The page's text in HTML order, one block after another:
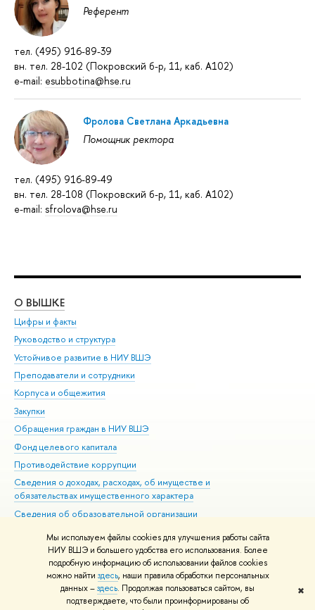
Мы используем файлы cookies для улучшения работы сайта
НИУ ВШЭ и большего удобства его использования. Более
подробную информацию об использовании файлов cookies
можно найти здесь, наши правила обработки персональных
данных –здесь. Продолжая пользоваться сайтом, вы
подтверждаете, что были проинформированы об
✖
Референт
тел. (495) 916-89-39
вн. тел. 28-102 (Покровский б-р, 11, каб. А102)
e-mail: esubbotina@hse.ru
Фролова Светлана Аркадьевна
Помощник ректора
тел. (495) 916-89-49
вн. тел. 28-108 (Покровский б-р, 11, каб. А102)
e-mail: sfrolova@hse.ru
О ВЫШКЕ
Цифры и факты
Руководство и структура
Устойчивое развитие в НИУ ВШЭ
Преподаватели и сотрудники
Корпуса и общежития
Закупки
Обращения граждан в НИУ ВШЭ
Фонд целевого капитала
Противодействие коррупции
Сведения о доходах, расходах, об имуществе и
обязательствах имущественного характера
Сведения об образовательной организации
Людям с ограниченными возможностями здоровья
Единая платежная страница
Работа в Вышке